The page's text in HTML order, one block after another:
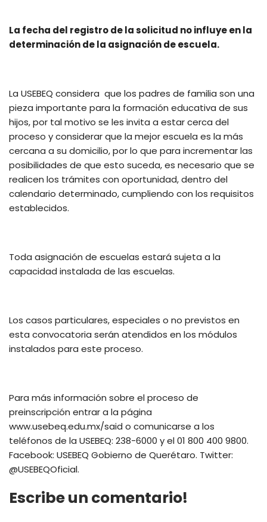
La fecha del registro de la solicitud no influye en la
determinación de la asignación de escuela.
La USEBEQ considera que los padres de familia son una
pieza importante para la formación educativa de sus
hijos, por tal motivo se les invita a estar cerca del
proceso y considerar que la mejor escuela es la más
cercana a su domicilio, por lo que para incrementar las
posibilidades de que esto suceda, es necesario que se
realicen los trámites con oportunidad, dentro del
calendario determinado, cumpliendo con los requisitos
establecidos.
Toda asignación de escuelas estará sujeta a la
capacidad instalada de las escuelas.
Los casos particulares, especiales o no previstos en
esta convocatoria serán atendidos en los módulos
instalados para este proceso.
Para más información sobre el proceso de
preinscripción entrar a la página
www.usebeq.edu.mx/said o comunicarse a los
teléfonos de la USEBEQ: 238-6000 y el 01 800 400 9800.
Facebook: USEBEQ Gobierno de Querétaro. Twitter:
@USEBEQOficial.
Escribe un comentario!